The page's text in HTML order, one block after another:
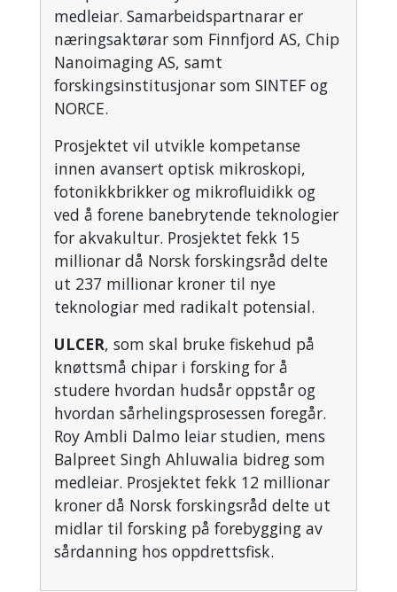
medleiar. Samarbeidspartnarar er
næringsaktørar som Finnfjord AS, Chip
Nanoimaging AS, samt
forskingsinstitusjonar som SINTEF og
NORCE.
Prosjektet vil utvikle kompetanse
innen avansert optisk mikroskopi,
fotonikkbrikker og mikrofluidikk og
ved å forene banebrytende teknologier
for akvakultur. Prosjektet fekk 15
millionar då Norsk forskingsråd delte
ut 237 millionar kroner til nye
teknologiar med radikalt potensial.
ULCER, som skal bruke fiskehud på
knøttsmå chipar i forsking for å
studere hvordan hudsår oppstår og
hvordan sårhelingsprosessen foregår.
Roy Ambli Dalmo leiar studien, mens
Balpreet Singh Ahluwalia bidreg som
medleiar. Prosjektet fekk 12 millionar
kroner då Norsk forskingsråd delte ut
midlar til forsking på forebygging av
sårdanning hos oppdrettsfisk.